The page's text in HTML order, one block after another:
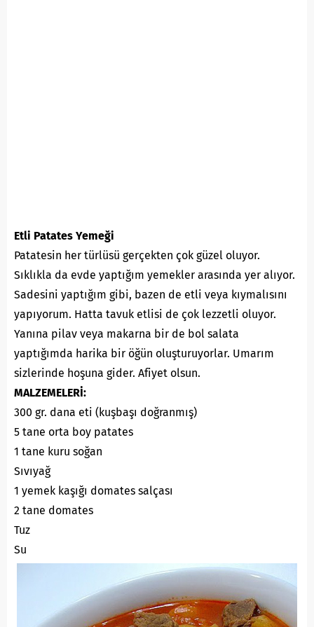
Etli Patates Yemeği
Patatesin her türlüsü gerçekten çok güzel oluyor.
Sıklıkla da evde yaptığım yemekler arasında yer alıyor.
Sadesini yaptığım gibi, bazen de etli veya kıymalısını
yapıyorum. Hatta tavuk etlisi de çok lezzetli oluyor.
Yanına pilav veya makarna bir de bol salata
yaptığımda harika bir öğün oluşturuyorlar. Umarım
sizlerinde hoşuna gider. Afiyet olsun.
MALZEMELERİ:
300 gr. dana eti (kuşbaşı doğranmış)
5 tane orta boy patates
1 tane kuru soğan
Sıvıyağ
1 yemek kaşığı domates salçası
2 tane domates
Tuz
Su